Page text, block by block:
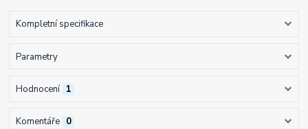
Kompletní specifikace
Parametry
Hodnocení 1
Komentáře 0